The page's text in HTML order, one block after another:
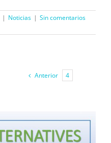
| Noticias | Sin comentarios
Anterior 4